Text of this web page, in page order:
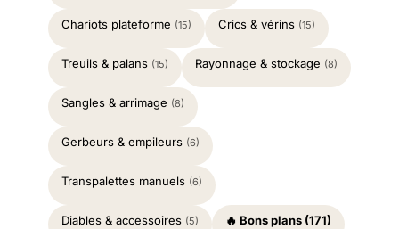
Chariots plateforme (15) Crics & vérins (15)
Treuils & palans (15) Rayonnage & stockage (8)
Sangles & arrimage (8)
Gerbeurs & empileurs (6)
Transpalettes manuels (6)
Diables & accessoires (5) 🔥 Bons plans (171)